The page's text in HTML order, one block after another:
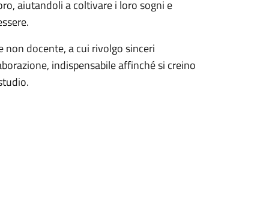
aiutandoli a coltivare i loro sogni e
docente, a cui rivolgo sinceri
indispensabile affinché si creino